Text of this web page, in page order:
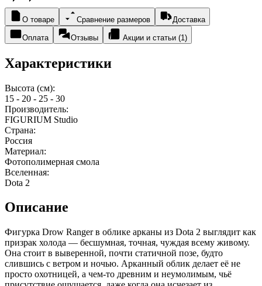
О товаре Сравнение размеров Доставка
Оплата Отзывы Акции и статьи (1)
Характеристики
Высота (см):
15 - 20 - 25 - 30
Производитель:
FIGURIUM Studio
Страна:
Россия
Материал:
Фотополимерная смола
Вселенная:
Dota 2
Описание
Фигурка Drow Ranger в облике арканы из Dota 2 выглядит как
призрак холода — бесшумная, точная, чуждая всему живому.
Она стоит в выверенной, почти статичной позе, будто
слившись с ветром и ночью. Арканный облик делает её не
просто охотницей, а чем-то древним и неумолимым, чьё